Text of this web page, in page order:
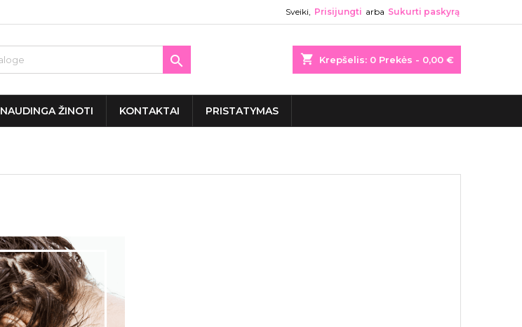
Sveiki, Prisijungti arba Sukurti paskyrą
shopping_cart Krepšelis: 0 Prekės - 0,00 €

NAUDINGA ŽINOTI KONTAKTAI PRISTATYMAS